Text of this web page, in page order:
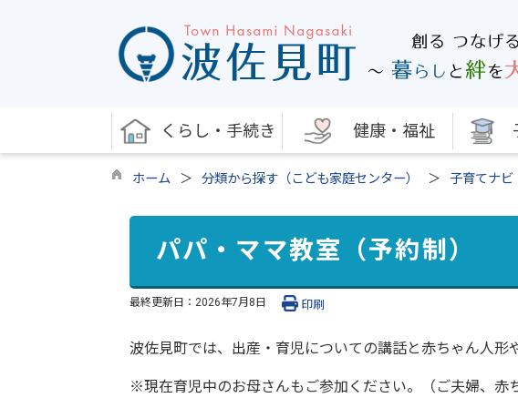
くらし・手続き 健康・福祉
ホーム 分類から探す（こども家庭センター） 子育てナビ
パパ・ママ教室（予約制）
最終更新日： 2026年7月8日 印刷
波佐見町では、出産・育児についての講話と赤ちゃん人形
※現在育児中のお母さんもご参加ください。（ご夫婦、赤